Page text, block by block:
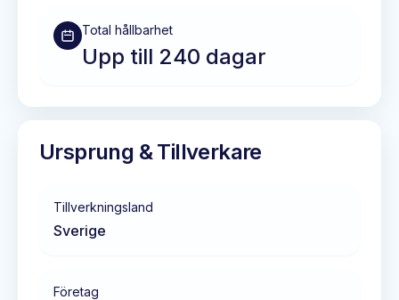
Total hållbarhet
Upp till 240 dagar
Ursprung & Tillverkare
Tillverkningsland
Sverige
Företag